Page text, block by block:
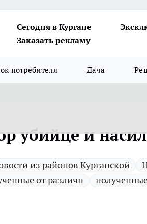
Сегодня в Кургане
Заказать рекламу
потребителя Дача
убийце и
из районов Курганской
от различн